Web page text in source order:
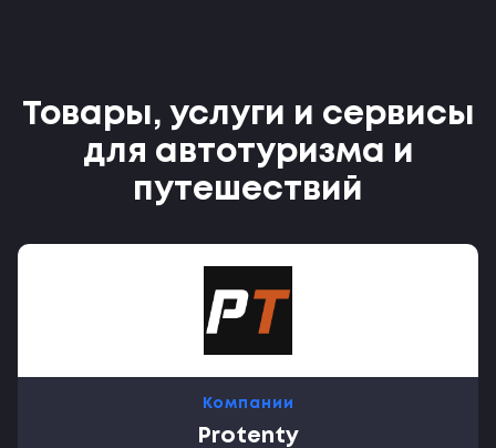
Товары, услуги и сервисы
для автотуризма и
путешествий
Компании
Protenty